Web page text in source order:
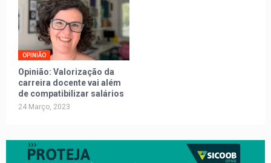
OPINIÃO
Opinião: Valorização da
carreira docente vai além
de compatibilizar salários
24 Março, 2023